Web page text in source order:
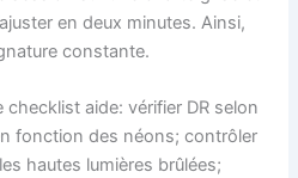
en deux minutes. Ainsi,
constante.
aide: vérifier DR selon
fonction des néons; contrôler
hautes lumières brûlées;